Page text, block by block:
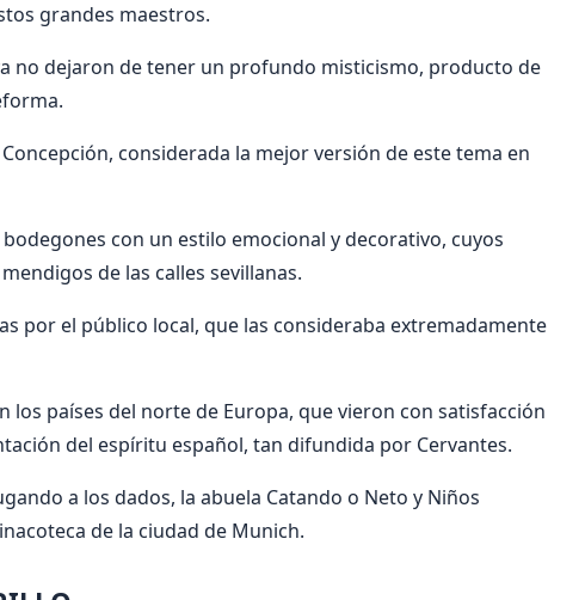
grandes maestros.
no dejaron de tener un profundo misticismo, producto de
considerada la mejor versión de este tema en
con un estilo emocional y decorativo, cuyos
de las calles sevillanas.
por el público local, que las consideraba extremadamente
países del norte de Europa, que vieron con satisfacción
del espíritu español, tan difundida por Cervantes.
a los dados, la abuela Catando o Neto y Niños
de la ciudad de Munich.